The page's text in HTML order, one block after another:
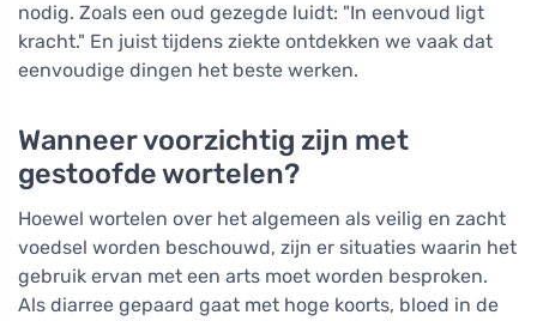
nodig. Zoals een oud gezegde luidt: "In eenvoud ligt
kracht." En juist tijdens ziekte ontdekken we vaak dat
eenvoudige dingen het beste werken.
Wanneer voorzichtig zijn met
gestoofde wortelen?
Hoewel wortelen over het algemeen als veilig en zacht
voedsel worden beschouwd, zijn er situaties waarin het
gebruik ervan met een arts moet worden besproken.
Als diarree gepaard gaat met hoge koorts, bloed in de